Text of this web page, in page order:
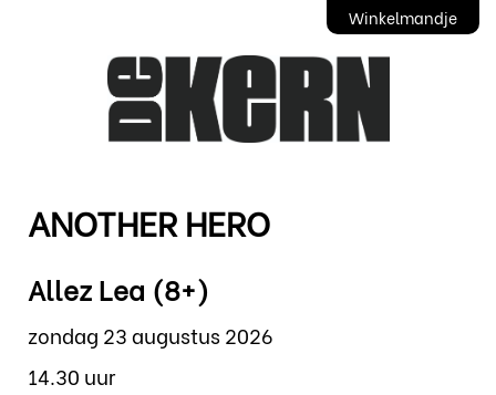
Winkelmandje
ANOTHER HERO
Allez Lea (8+)
zondag 23 augustus 2026
14.30 uur